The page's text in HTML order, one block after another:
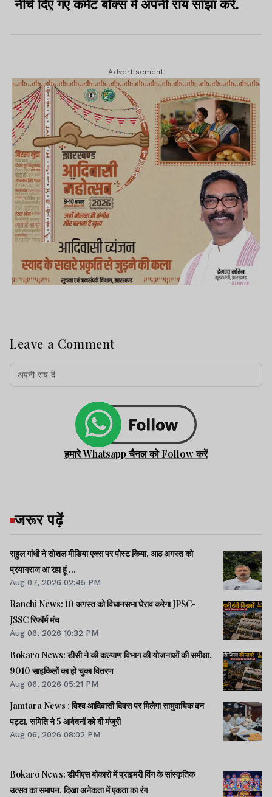
नीचे दिए गए कमेंट बॉक्स में अपनी राय साझा करें.
Advertisement
Leave a Comment
हमारे Whatsapp चैनल को Follow करें
जरूर पढ़ें
राहुल गांधी ने सोशल मीडिया एक्स पर पोस्ट किया, आठ अगस्त को
प्रयागराज आ रहा हूं ...
Aug 07, 2026 02:45 PM
Ranchi News: 10 अगस्त को विधानसभा घेराव करेगा JPSC-
JSSC रिफॉर्म मंच
Aug 06, 2026 10:32 PM
Bokaro News: डीसी ने की कल्याण विभाग की योजनाओं की समीक्षा,
9010 साइकिलों का हो चुका वितरण
Aug 06, 2026 05:21 PM
Jamtara News : विश्व आदिवासी दिवस पर मिलेगा सामुदायिक वन
पट्टा, समिति ने 5 आवेदनों को दी मंजूरी
Aug 06, 2026 08:02 PM
Bokaro News: डीपीएस बोकारो में प्राइमरी विंग के सांस्कृतिक
उत्सव का समापन, दिखा अनेकता में एकता का रंग